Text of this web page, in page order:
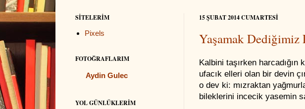
15 ŞUBAT 2014 CUMARTESI
Yaşamak Dediğimiz
Kalbini taşırken harcadığın
ufacık elleri olan bir devin
o dev ki: mızraktan
bileklerini incecik yasemin
SITELERIM
Pixels
FOTOĞRAFLARIM
Aydin Gulec
YOL GÜNLÜKLERIM